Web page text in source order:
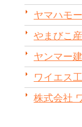
ヤマハモ
やまびこ
ヤンマー
ワイエス
株式会社